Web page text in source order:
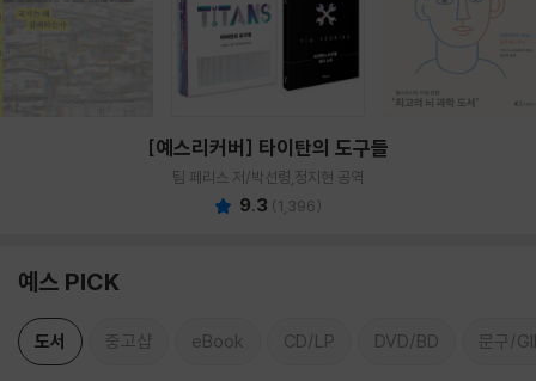
[예스리커버] 타이탄의 도구들
팀 페리스 저/박선령,정지현 공역
9.3 (1,396)
예스 PICK
도서 중고샵 eBook CD/LP DVD/BD 문구/